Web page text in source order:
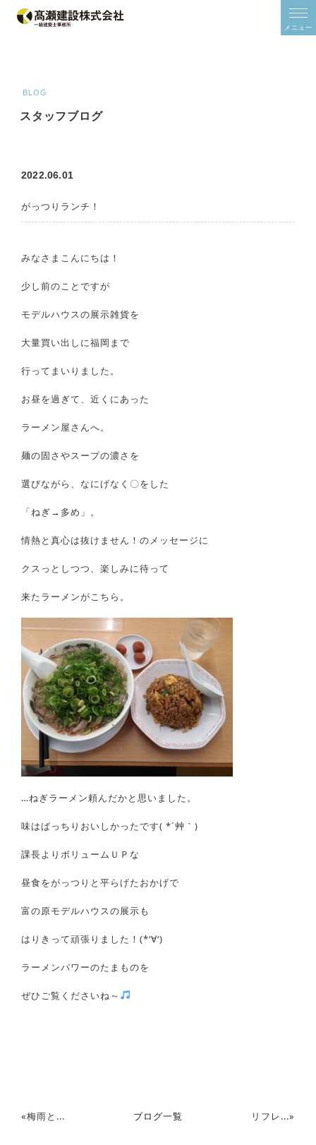
/*2024年11月追加*//*2024年11月追加*/
メニュー
スタッフブログ
スタッフ紹介
お問い合わせ/カタログ請求
会社概要
土地情報はこちら
プライバシーポリシー
BLOG
スタッフブログ
2022.06.01
がっつりランチ！
みなさまこんにちは！
少し前のことですが
モデルハウスの展示雑貨を
大量買い出しに福岡まで
行ってまいりました。
お昼を過ぎて、近くにあった
ラーメン屋さんへ。
麺の固さやスープの濃さを
選びながら、なにげなく〇をした
「ねぎ→多め」。
情熱と真心は抜けません！のメッセージに
クスっとしつつ、楽しみに待って
来たラーメンがこちら。
…ねぎラーメン頼んだかと思いました。
味はばっちりおいしかったです( *´艸｀)
課長よりボリュームＵＰな
昼食をがっつりと平らげたおかげで
富の原モデルハウスの展示も
はりきって頑張りました！(*‘∀‘)
ラーメンパワーのたまものを
ぜひご覧くださいね～
«梅雨と... ブログ一覧 リフレ...»